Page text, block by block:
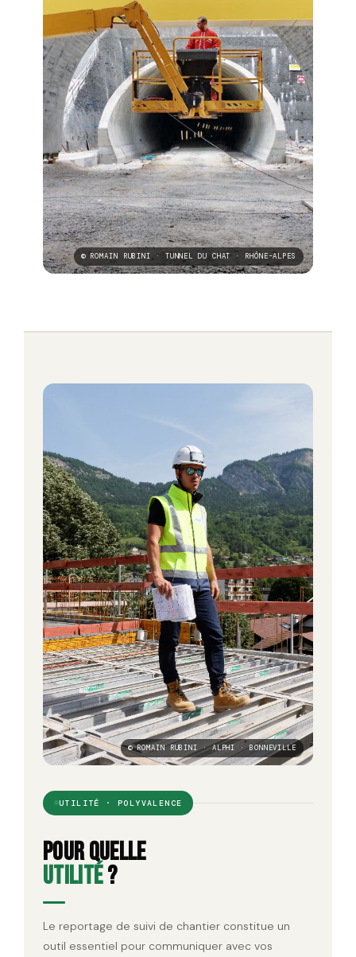
© ROMAIN RUBINI · TUNNEL DU CHAT · RHÔNE-ALPES
© ROMAIN RUBINI · ALPHI · BONNEVILLE
UTILITÉ · POLYVALENCE
Pour quelle
utilité?
Le reportage de suivi de chantier constitue un
outil essentiel pour communiquer avec vos